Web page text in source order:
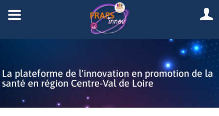
La plateforme de l'innovation en promotion de la
santé en région Centre-Val de Loire